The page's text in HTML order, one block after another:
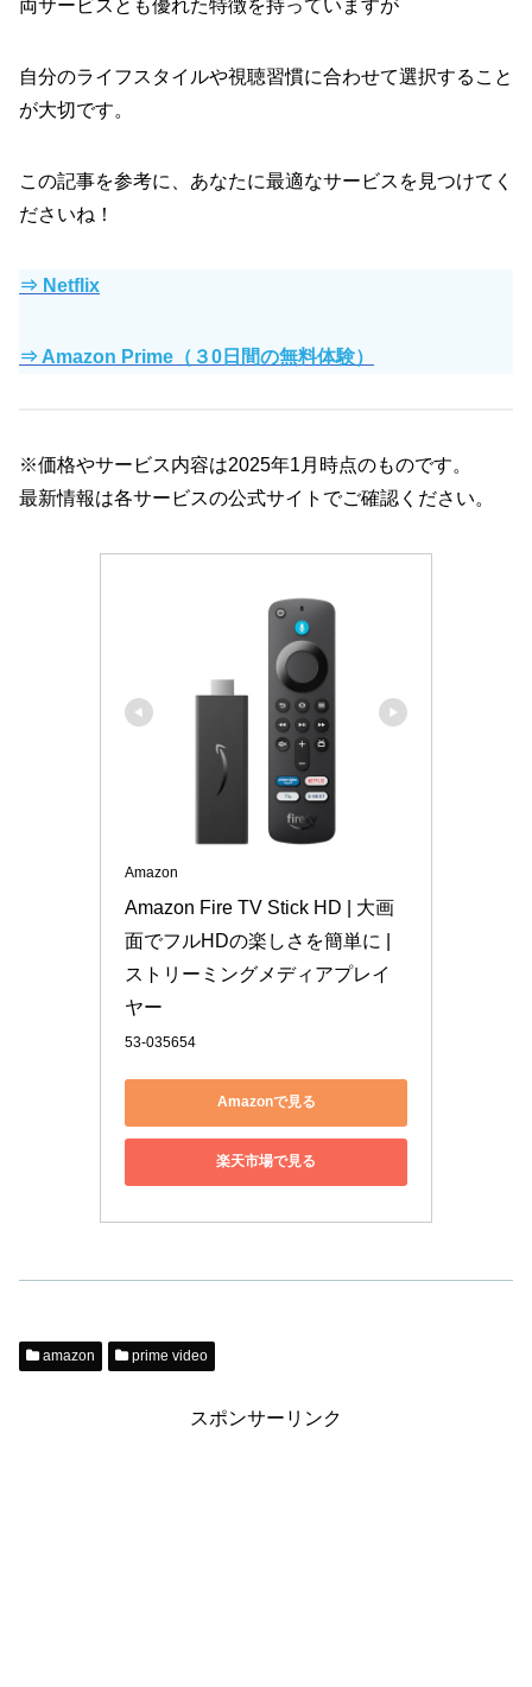
両サービスとも優れた特徴を持っていますが
自分のライフスタイルや視聴習慣に合わせて選択すること
が大切です。
この記事を参考に、あなたに最適なサービスを見つけてく
ださいね！
⇒ Netflix
⇒ Amazon Prime（３0日間の無料体験）
※価格やサービス内容は2025年1月時点のものです。
最新情報は各サービスの公式サイトでご確認ください。
Amazon
Amazon Fire TV Stick HD | 大画
面でフルHDの楽しさを簡単に |
ストリーミングメディアプレイ
ヤー
53-035654
Amazonで見る
楽天市場で見る
amazon prime video
スポンサーリンク